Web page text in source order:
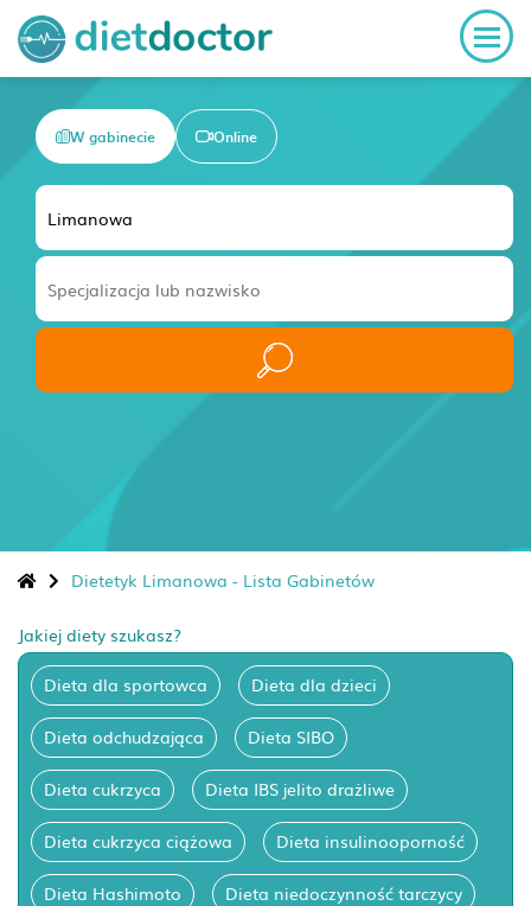
W gabinecie Online
Dietetyk Limanowa - Lista Gabinetów
Jakiej diety szukasz?
Dieta dla sportowca Dieta dla dzieci
Dieta odchudzająca Dieta SIBO
Dieta cukrzyca Dieta IBS jelito drażliwe
Dieta cukrzyca ciążowa Dieta insulinooporność
Dieta Hashimoto Dieta niedoczynność tarczycy